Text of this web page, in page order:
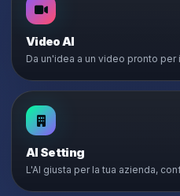
Video AI
Da un'idea a un video pronto per
AI Setting
L'AI giusta per la tua azienda,